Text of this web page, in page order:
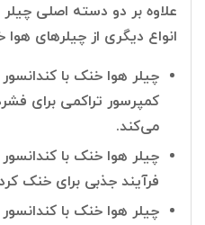
علاوه بر دو دسته اصلی چیلر
انواع دیگری از چیلرهای هوا
چیلر هوا خنک با
کمپرسور تراکمی برای
می‌کند.
چیلر هوا خنک با
فرآیند جذبی برای خنک
چیلر هوا خنک با